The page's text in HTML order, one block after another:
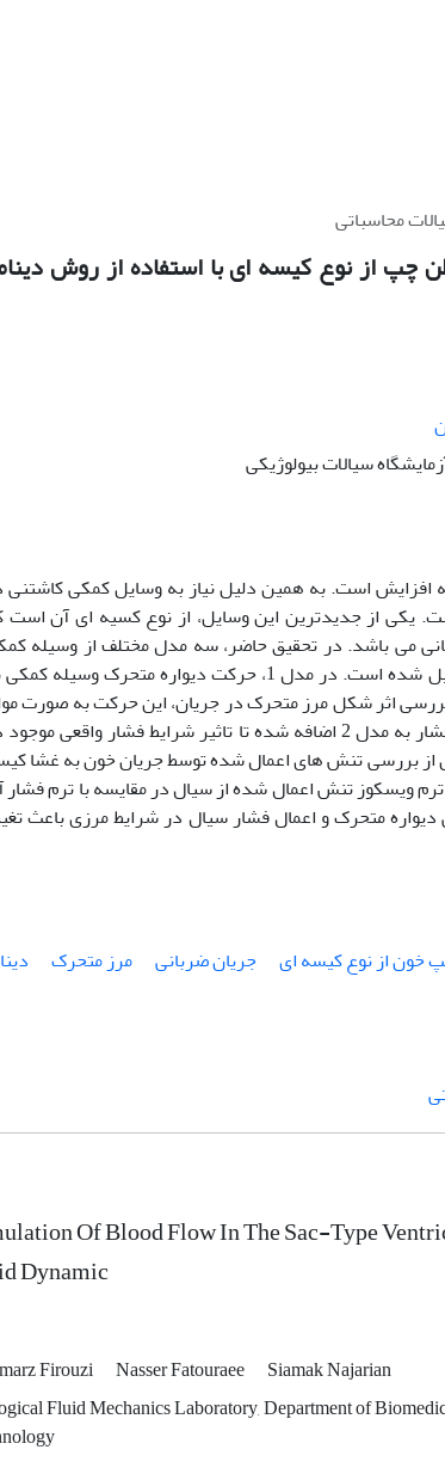
محاسباتی
از نوع کیسه ای با استفاده از روش
سیالات بیولوژیکی
افزایش است. به همین دلیل نیاز به وسایل کمکی کاشتنی
یکی از جدیدترین این وسایل، از نوع کسیه ای آن است
می باشد. در تحقیق حاضر، سه مدل مختلف از وسیله
بطن چپ قلب از نوع کیسه ای به صورت عددی تحلیل شده است. در مدل 1، حرکت دیواره متحرک وسیله
است. در مدل 2، به منظور بررسی اثر شکل مرز متحرک در جریان، این حرکت به صورت
در نظر گرفته شده است. در مدل 3، شرایط مرزی فشار به مدل 2 اضافه شده تا تاثیر شرایط فشار واقعی
از بررسی تنش های اعمال شده توسط جریان خون به غشا
ویسکوز تنش اعمال شده از سیال در مقایسه با ترم فشار
متحرک و اعمال فشار سیال در شرایط مرزی باعث
خون از نوع کیسه ای جریان ضربانی مرز متحرک
Of Blood Flow In The Sac-Type
Dynamic
Firouzi Nasser Fatouraee
Siamak Najarian
Fluid Mechanics Laboratory, Department of